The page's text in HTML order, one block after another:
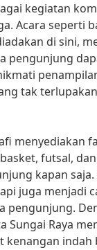
kegiatan
Acara seperti
di sini,
pengunjung
tak
menyediakan
futsal,
kapan saja.
juga menjadi
pengunjung.
Sungai Raya
indah